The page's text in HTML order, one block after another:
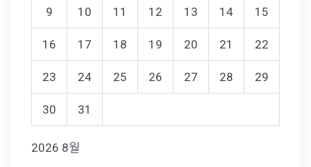
2026 8월
9 10 11 12 13 14 15
16 17 18 19 20 21 22
23 24 25 26 27 28 29
30 31